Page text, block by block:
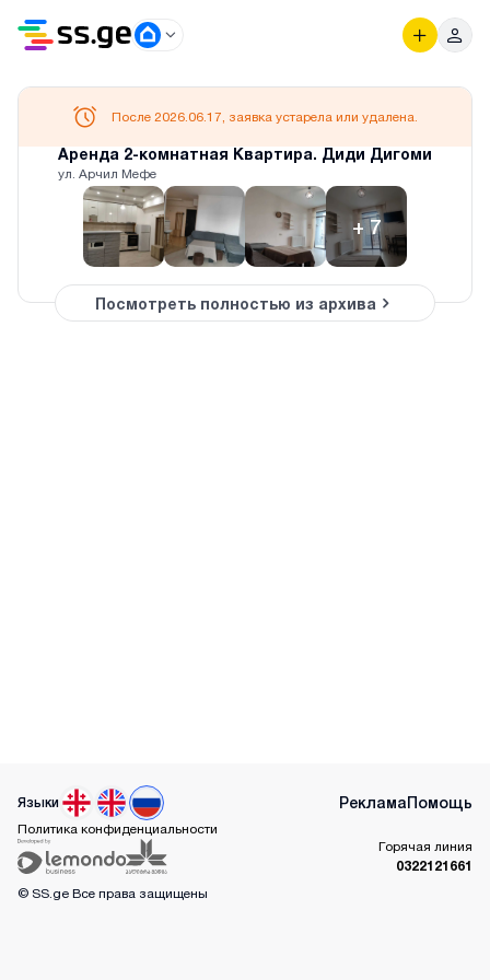
Аренда 2-комнатная Квартира. Диди Дигоми
ул. Арчил Мефе
+7
После 2026.06.17, заявка устарела или удалена.
Посмотреть полностью из архива
Языки РекламаПомощь
Политика конфиденциальности
Горячая линия
0322121661
© SS.ge Все права защищены